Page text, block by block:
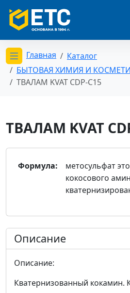
Открыть меню
Главная
Каталог
БЫТОВАЯ ХИМИЯ И
ТВАЛАМ KVAT CDP-C15
ТВАЛАМ KVAT
Формула:
метосульфат
кокосового
Описание
Описание:
Кватернизованный кокамин.